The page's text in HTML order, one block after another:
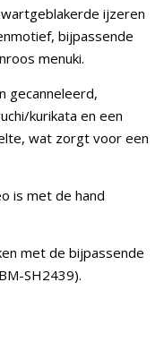
ijzeren
bijpassende
menuki.
gecanneleerd,
kurikata en een
wat zorgt voor een
is met de hand
met de bijpassende
SH2439).